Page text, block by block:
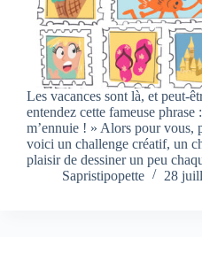
Les vacances sont là, et peut-
entendez cette fameuse
m’ennuie ! » Alors pour vous,
voici un challenge créatif, un
plaisir de dessiner un peu
Sapristipopette
28